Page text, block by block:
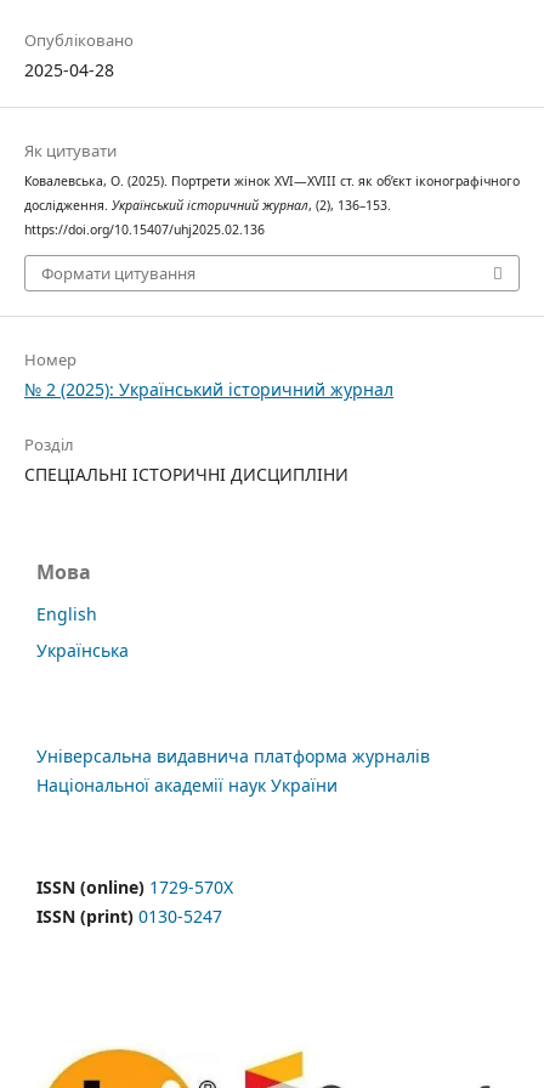
Опубліковано
2025-04-28
Як цитувати
Ковалевська, О. (2025). Портрети жінок XVI—XVIII ст. як об’єкт іконографічного
дослідження. Український історичний журнал, (2), 136–153.
https://doi.org/10.15407/uhj2025.02.136
Формати цитування
Номер
№ 2 (2025): Український історичний журнал
Розділ
СПЕЦІАЛЬНІ ІСТОРИЧНІ ДИСЦИПЛІНИ
Мова
English
Українська
Універсальна видавнича платформа журналів
Національної академії наук України
ISSN (online) 1729-570X
ISSN (print) 0130-5247